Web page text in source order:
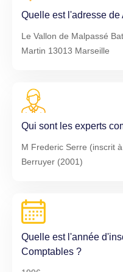
Quelle est l'adresse
Le Vallon de Malpassé
Martin 13013 Marseille
Qui sont les experts
M Frederic Serre (inscrit
Berruyer (2001)
Quelle est l'année
Comptables ?